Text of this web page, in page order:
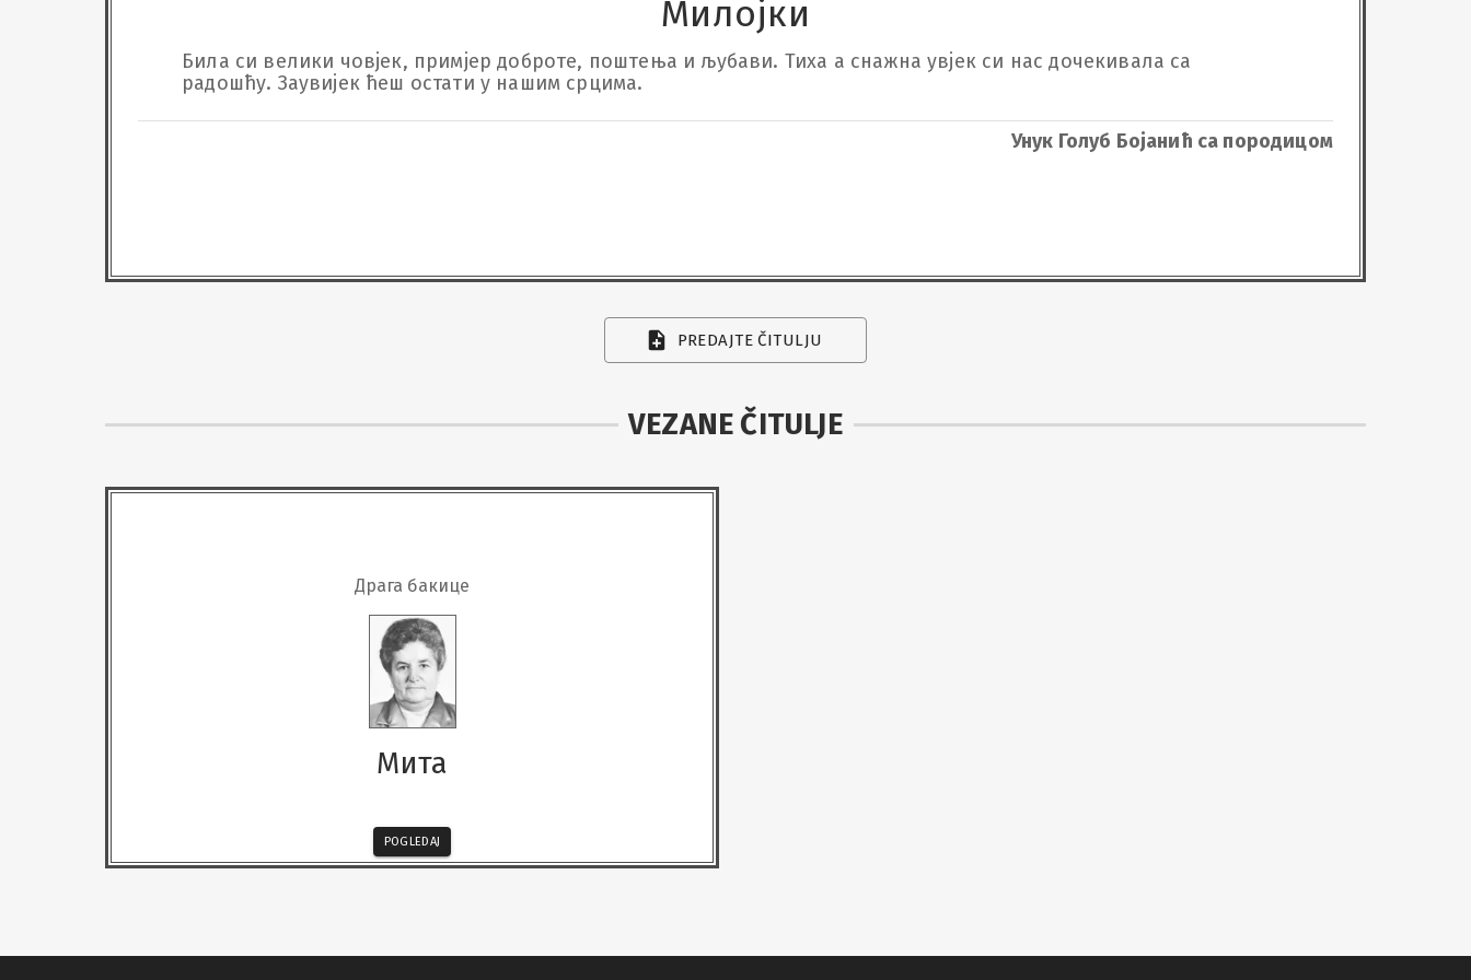
Милојки
Била си велики човјек, примјер доброте, поштења и љубави. Тиха а снажна увјек си нас дочекивала са
радошћу. Заувијек ћеш остати у нашим срцима.
Унук Голуб Бојанић са породицом
PREDAJTE ČITULJU
VEZANE ČITULJE
Драга бакице
Мита
POGLEDAJ